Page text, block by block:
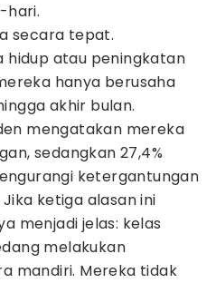
hari.
secara tepat.
hidup atau peningkatan
hanya berusaha
akhir bulan.
mengatakan mereka
sedangkan 27,4%
ketergantungan
ketiga alasan ini
menjadi jelas: kelas
melakukan
mandiri. Mereka tidak